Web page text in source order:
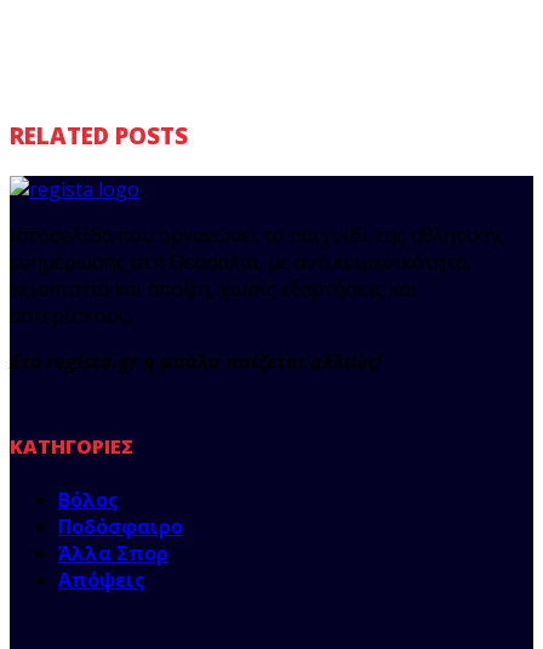
RELATED POSTS
Ιστοσελίδα που οργανώνει το παιχνίδι της αθλητικής
ενημέρωσης στη Θεσσαλία, με αντικειμενικότητα,
αξιοπιστία και άποψη, χωρίς εξαρτήσεις και
αστερίσκους.
Στο regista.gr η μπάλα παίζεται αλλιώς!
ΚΑΤΗΓΟΡΊΕΣ
Βόλος
Ποδόσφαιρο
Άλλα Σπορ
Απόψεις